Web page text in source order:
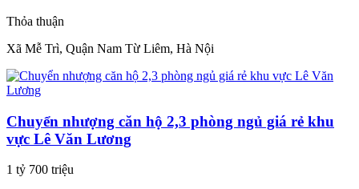
Thỏa thuận
Xã Mễ Trì, Quận Nam Từ Liêm, Hà Nội
Chuyển nhượng căn hộ 2,3 phòng ngủ giá rẻ khu
vực Lê Văn Lương
1 tỷ 700 triệu